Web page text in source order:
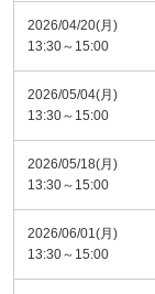
2026/04/20(月)
13:30～15:00
2026/05/04(月)
13:30～15:00
2026/05/18(月)
13:30～15:00
2026/06/01(月)
13:30～15:00